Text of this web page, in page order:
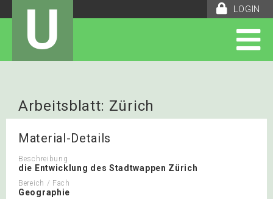
LOGIN
U
Arbeitsblatt: Zürich
Material-Details
Beschreibung
die Entwicklung des Stadtwappen Zürich
Bereich / Fach
Geographie